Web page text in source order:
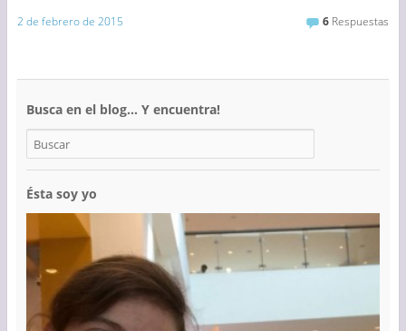
2 de febrero de 2015 6 Respuestas
Busca en el blog… Y encuentra!
Ésta soy yo